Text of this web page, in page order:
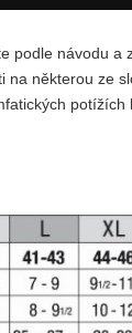
podle návodu a
na některou ze
potížích